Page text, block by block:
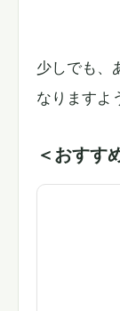
少しでも、
なりますよ
＜おすす